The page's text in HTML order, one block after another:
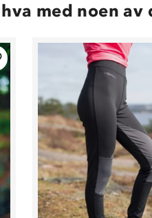
med noen av